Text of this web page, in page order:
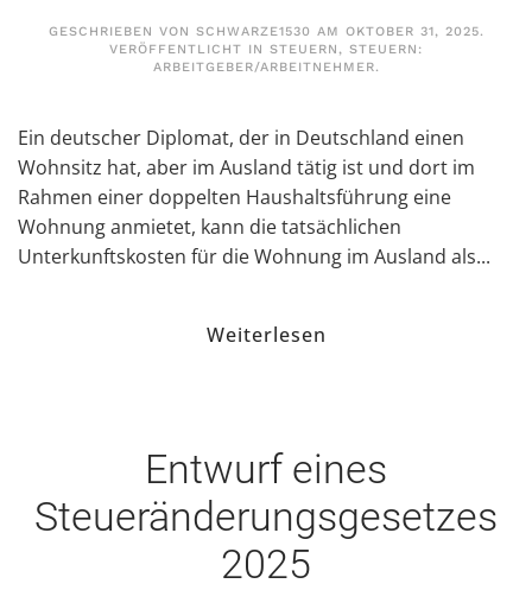
GESCHRIEBEN VON SCHWARZE1530 AM OKTOBER 31, 2025.
VERÖFFENTLICHT IN STEUERN, STEUERN:
ARBEITGEBER/ARBEITNEHMER.
Ein deutscher Diplomat, der in Deutschland einen
Wohnsitz hat, aber im Ausland tätig ist und dort im
Rahmen einer doppelten Haushaltsführung eine
Wohnung anmietet, kann die tatsächlichen
Unterkunftskosten für die Wohnung im Ausland als...
Weiterlesen
Entwurf eines
Steueränderungsgesetzes
2025